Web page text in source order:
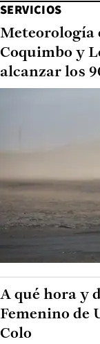
SERVICIOS
Meteorología
Coquimbo y
alcanzar los
A qué hora y
Femenino de
Colo